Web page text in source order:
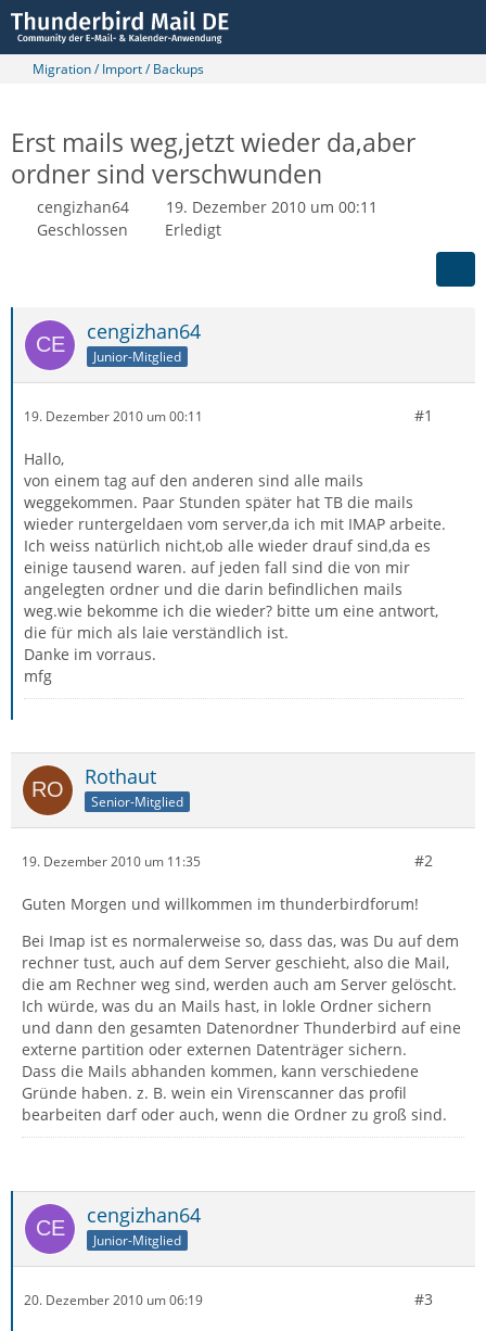
Migration / Import / Backups
Erst mails weg,jetzt wieder da,aber
ordner sind verschwunden
cengizhan64
19. Dezember 2010 um 00:11
Geschlossen
Erledigt
cengizhan64
Junior-Mitglied
19. Dezember 2010 um 00:11 #1
Hallo,
von einem tag auf den anderen sind alle mails
weggekommen. Paar Stunden später hat TB die mails
wieder runtergeldaen vom server,da ich mit IMAP arbeite.
Ich weiss natürlich nicht,ob alle wieder drauf sind,da es
einige tausend waren. auf jeden fall sind die von mir
angelegten ordner und die darin befindlichen mails
weg.wie bekomme ich die wieder? bitte um eine antwort,
die für mich als laie verständlich ist.
Danke im vorraus.
mfg
Rothaut
Senior-Mitglied
19. Dezember 2010 um 11:35 #2
Guten Morgen und willkommen im thunderbirdforum!
Bei Imap ist es normalerweise so, dass das, was Du auf dem
rechner tust, auch auf dem Server geschieht, also die Mail,
die am Rechner weg sind, werden auch am Server gelöscht.
Ich würde, was du an Mails hast, in lokle Ordner sichern
und dann den gesamten Datenordner Thunderbird auf eine
externe partition oder externen Datenträger sichern.
Dass die Mails abhanden kommen, kann verschiedene
Gründe haben. z. B. wein ein Virenscanner das profil
bearbeiten darf oder auch, wenn die Ordner zu groß sind.
cengizhan64
Junior-Mitglied
20. Dezember 2010 um 06:19 #3